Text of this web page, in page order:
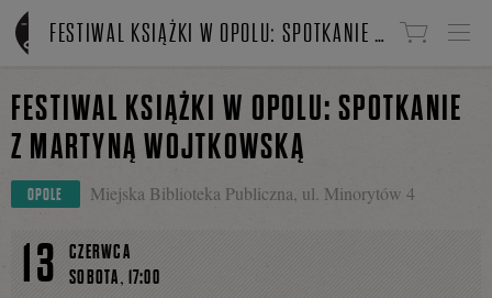
Linki do przejścia
FESTIWAL KSIĄŻKI W OPOLU: SPOTKANIE Z MARTYNĄ WOJTKOWSKĄ
FESTIWAL KSIĄŻKI W OPOLU: SPOTKANIE
Z MARTYNĄ WOJTKOWSKĄ
OPOLE Miejska Biblioteka Publiczna, ul. Minorytów 4
13
CZERWCA
SOBOTA, 17:00